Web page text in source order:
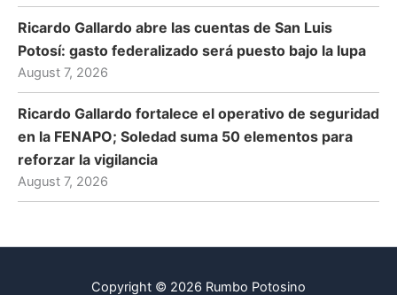
Ricardo Gallardo abre las cuentas de San Luis
Potosí: gasto federalizado será puesto bajo la lupa
August 7, 2026
Ricardo Gallardo fortalece el operativo de seguridad
en la FENAPO; Soledad suma 50 elementos para
reforzar la vigilancia
August 7, 2026
Copyright © 2026 Rumbo Potosino